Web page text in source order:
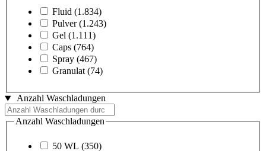
Fluid (1.834)
Pulver (1.243)
Gel (1.111)
Caps (764)
Spray (467)
Granulat (74)
Anzahl Waschladungen
Anzahl Waschladungen
50 WL (350)